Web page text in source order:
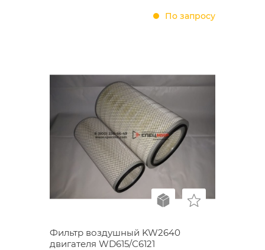
По запросу
Фильтр воздушный KW2640
двигателя WD615/С6121